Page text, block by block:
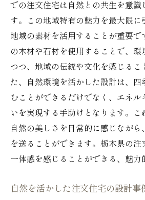
での注文住宅は自然との共生を意識
す。この地域特有の魅力を最大限に
地域の素材を活用することが重要で
の木材や石材を使用することで、環
つつ、地域の伝統や文化を感じるこ
た、自然環境を活かした設計は、四
むことができるだけでなく、エネル
いを実現する手助けとなります。こ
自然の美しさを日常的に感じながら
を送ることができます。栃木県の注
一体感を感じることができる、魅力
自然を活かした注文住宅の設計事